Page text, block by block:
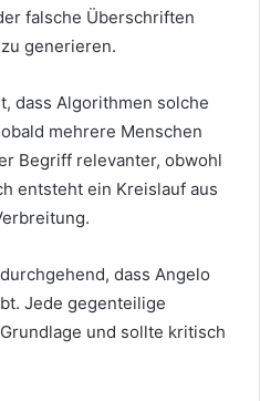
falsche Überschriften
generieren.
dass Algorithmen solche
mehrere Menschen
Begriff relevanter, obwohl
entsteht ein Kreislauf aus
dass Angelo
Jede gegenteilige
und sollte kritisch